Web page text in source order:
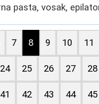
pasta, vosak,
7 8 9 10 11
24 25 26 27 28
41 42 43 44 45